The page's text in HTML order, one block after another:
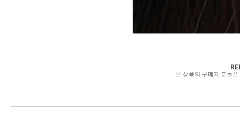
본 상품의 구매자 분들